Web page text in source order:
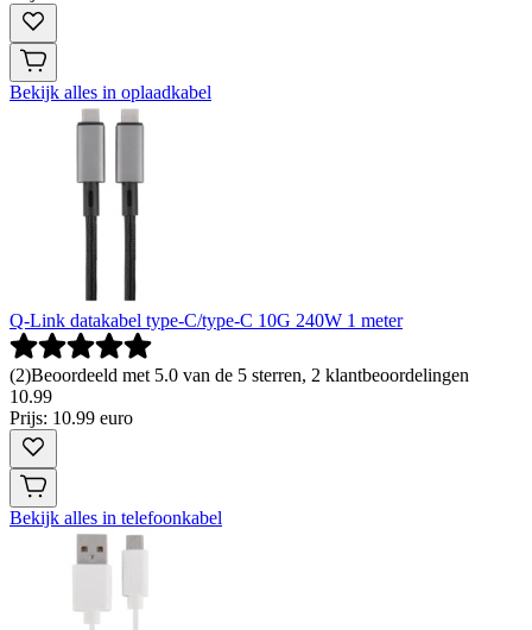
Bekijk alles in oplaadkabel
Q-Link datakabel type-C/type-C 10G 240W 1 meter
(2)Beoordeeld met 5.0 van de 5 sterren, 2 klantbeoordelingen
10.99
Prijs: 10.99 euro
Bekijk alles in telefoonkabel